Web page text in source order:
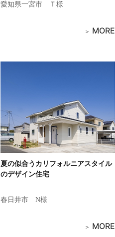
愛知県一宮市 Ｔ様
MORE
夏の似合うカリフォルニアスタイル
のデザイン住宅
春日井市 N様
MORE